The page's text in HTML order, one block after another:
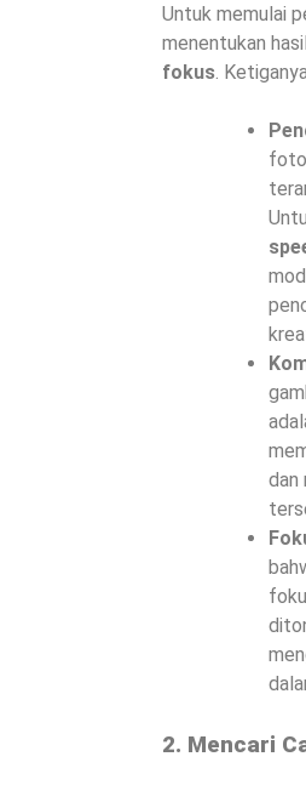
Untuk memulai
menentukan
fokus.
foto
dan
2. Mencari